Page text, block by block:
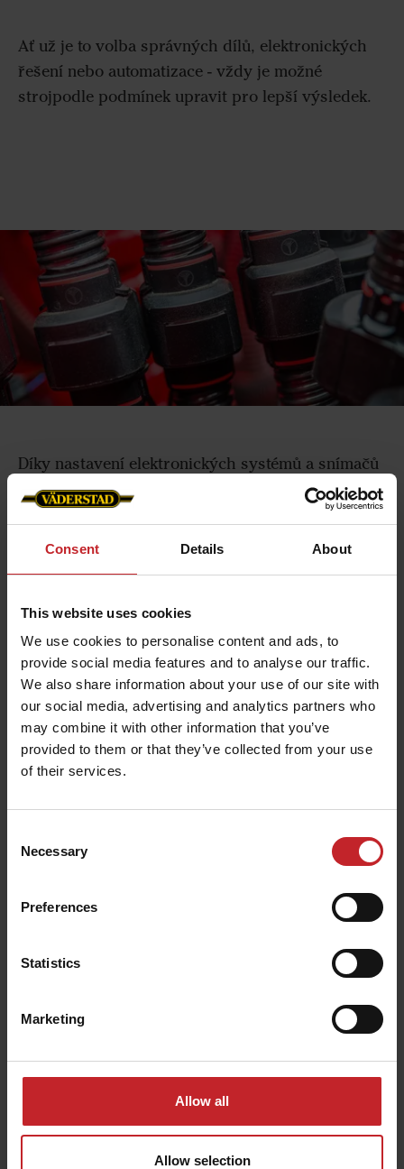
Consent Details About
This website uses cookies
We use cookies to personalise content and ads, to
provide social media features and to analyse our traffic.
We also share information about your use of our site with
our social media, advertising and analytics partners who
may combine it with other information that you’ve
provided to them or that they’ve collected from your use
of their services.
Selection
Necessary
Preferences
Statistics
Marketing
Allow all
Allow selection
Ať už je to volba správných dílů, elektronických
řešení nebo automatizace - vždy je možné
strojpodle podmínek upravit pro lepší výsledek.
Díky nastavení elektronických systémů a snímačů
optimalizujeme práci stroje podle podmínek.
Také díky nim rozšiřujeme možnosti automatizace
jednotlivých úkolů a zvýšení přesnosti a